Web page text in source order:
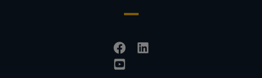
Facebook
Linkedin
Youtube-
square